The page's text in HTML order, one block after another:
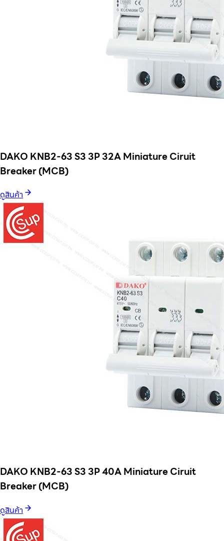
DAKO KNB2-63 S3 3P 32A Miniature Ciruit
Breaker (MCB)
ดูสินค้า
DAKO KNB2-63 S3 3P 40A Miniature Ciruit
Breaker (MCB)
ดูสินค้า